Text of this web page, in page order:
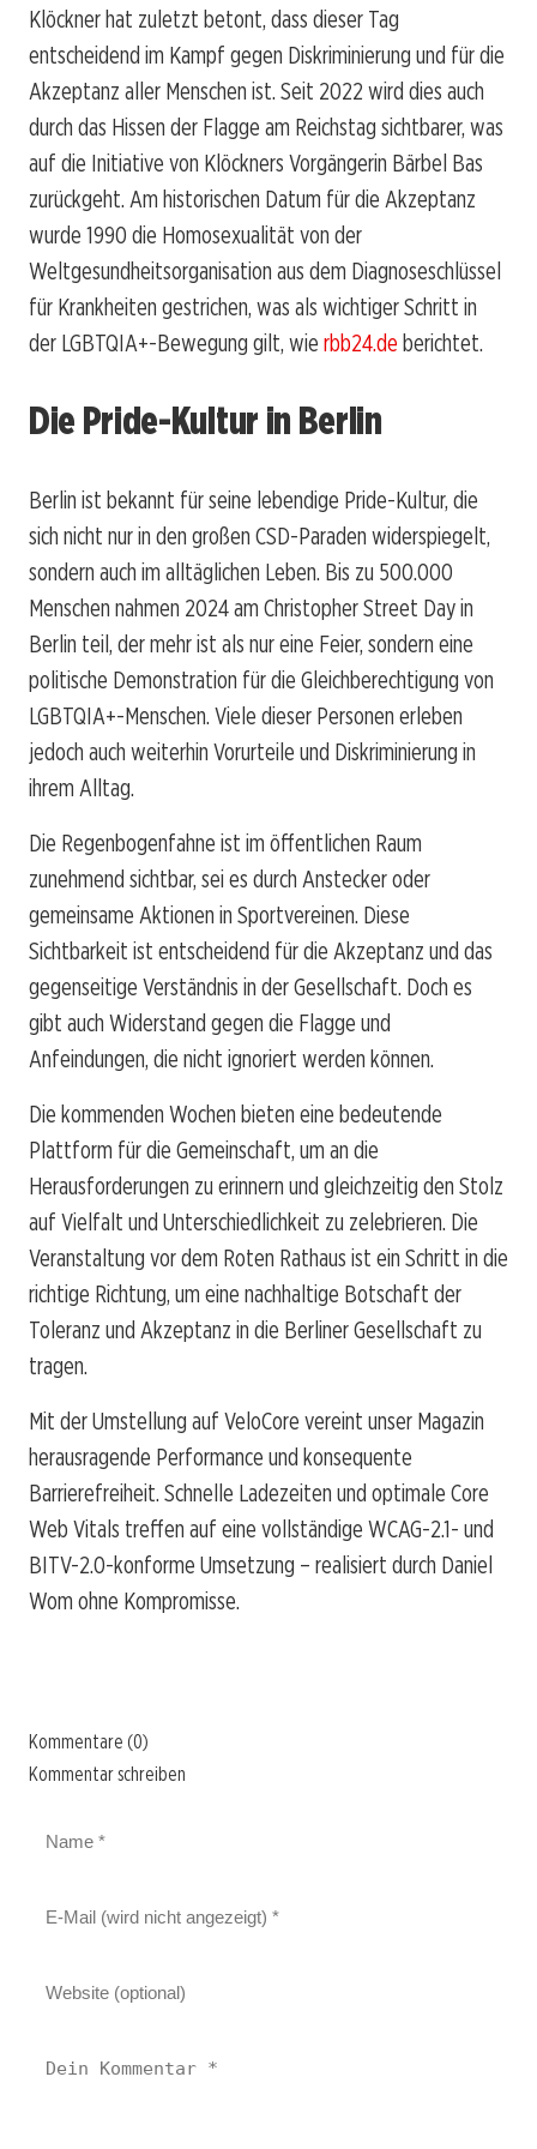
Klöckner hat zuletzt betont, dass dieser Tag
entscheidend im Kampf gegen Diskriminierung und für die
Akzeptanz aller Menschen ist. Seit 2022 wird dies auch
durch das Hissen der Flagge am Reichstag sichtbarer, was
auf die Initiative von Klöckners Vorgängerin Bärbel Bas
zurückgeht. Am historischen Datum für die Akzeptanz
wurde 1990 die Homosexualität von der
Weltgesundheitsorganisation aus dem Diagnoseschlüssel
für Krankheiten gestrichen, was als wichtiger Schritt in
der LGBTQIA+-Bewegung gilt, wie rbb24.de berichtet.
Die Pride-Kultur in Berlin
Berlin ist bekannt für seine lebendige Pride-Kultur, die
sich nicht nur in den großen CSD-Paraden widerspiegelt,
sondern auch im alltäglichen Leben. Bis zu 500.000
Menschen nahmen 2024 am Christopher Street Day in
Berlin teil, der mehr ist als nur eine Feier, sondern eine
politische Demonstration für die Gleichberechtigung von
LGBTQIA+-Menschen. Viele dieser Personen erleben
jedoch auch weiterhin Vorurteile und Diskriminierung in
ihrem Alltag.
Die Regenbogenfahne ist im öffentlichen Raum
zunehmend sichtbar, sei es durch Anstecker oder
gemeinsame Aktionen in Sportvereinen. Diese
Sichtbarkeit ist entscheidend für die Akzeptanz und das
gegenseitige Verständnis in der Gesellschaft. Doch es
gibt auch Widerstand gegen die Flagge und
Anfeindungen, die nicht ignoriert werden können.
Die kommenden Wochen bieten eine bedeutende
Plattform für die Gemeinschaft, um an die
Herausforderungen zu erinnern und gleichzeitig den Stolz
auf Vielfalt und Unterschiedlichkeit zu zelebrieren. Die
Veranstaltung vor dem Roten Rathaus ist ein Schritt in die
richtige Richtung, um eine nachhaltige Botschaft der
Toleranz und Akzeptanz in die Berliner Gesellschaft zu
tragen.
Mit der Umstellung auf VeloCore vereint unser Magazin
herausragende Performance und konsequente
Barrierefreiheit. Schnelle Ladezeiten und optimale Core
Web Vitals treffen auf eine vollständige WCAG-2.1- und
BITV-2.0-konforme Umsetzung – realisiert durch Daniel
Wom ohne Kompromisse.
Kommentare (0)
Kommentar schreiben